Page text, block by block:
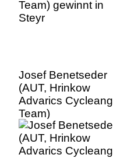
Josef Benetseder
(AUT, Hrinkow
Advarics Cycleang
Team)